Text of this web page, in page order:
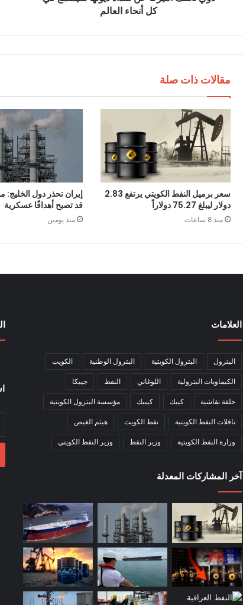
كل أنحاء العالم
مقالات ذات صلة
سعر برميل النفط الكويتي يرتفع 2.83
دولار ليبلغ 75.27 دولاراً
منذ 8 ساعات
إيران تحذر دول الخليج:
قد تصبح أهدافًا عسكرية
منذ يومين
العلامات
البترول البترول الكويتية البترول الوطنية الكويت
الكيماويات البترولية اللوغاني النفط جيبكا
حلقة نقاشية كيبك كيبيك مؤسسة البترول الكويتية
ناقلات النفط الكويتية نفط الكويت هيثم الغيص
وزارة النفط الكويتية وزير النفط وزير النفط الكويتي
آخر المشاركات المعدلة